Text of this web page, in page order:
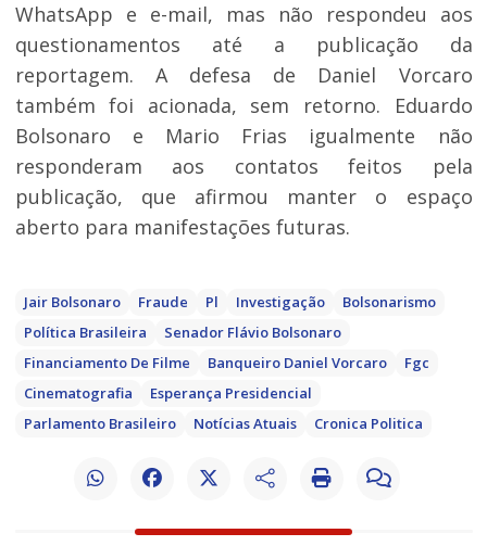
WhatsApp e e-mail, mas não respondeu aos
questionamentos até a publicação da
reportagem. A defesa de Daniel Vorcaro
também foi acionada, sem retorno. Eduardo
Bolsonaro e Mario Frias igualmente não
responderam aos contatos feitos pela
publicação, que afirmou manter o espaço
aberto para manifestações futuras.
Jair Bolsonaro Fraude Pl Investigação
Bolsonarismo
Política Brasileira
Senador Flávio Bolsonaro
Financiamento De Filme
Banqueiro Daniel Vorcaro
Fgc
Cinematografia
Esperança Presidencial
Parlamento Brasileiro
Notícias Atuais Cronica Politica